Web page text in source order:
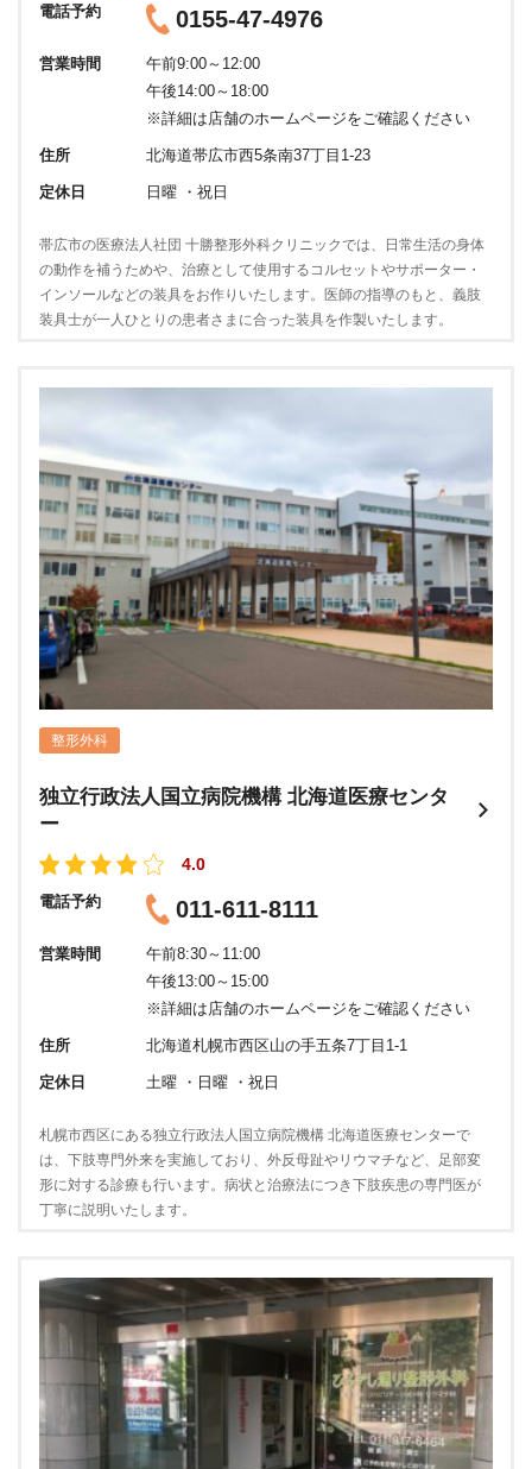
電話予約 0155-47-4976
営業時間
午前9:00～12:00
午後14:00～18:00
※詳細は店舗のホームページをご確認ください
住所 北海道帯広市西5条南37丁目1-23
定休日 日曜 ・祝日
帯広市の医療法人社団 十勝整形外科クリニックでは、日常生活の身体
の動作を補うためや、治療として使用するコルセットやサポーター・
インソールなどの装具をお作りいたします。医師の指導のもと、義肢
装具士が一人ひとりの患者さまに合った装具を作製いたします。
整形外科
独立行政法人国立病院機構 北海道医療センタ
ー
4.0
電話予約 011-611-8111
営業時間
午前8:30～11:00
午後13:00～15:00
※詳細は店舗のホームページをご確認ください
住所 北海道札幌市西区山の手五条7丁目1-1
定休日 土曜 ・日曜 ・祝日
札幌市西区にある独立行政法人国立病院機構 北海道医療センターで
は、下肢専門外来を実施しており、外反母趾やリウマチなど、足部変
形に対する診療も行います。病状と治療法につき下肢疾患の専門医が
丁寧に説明いたします。